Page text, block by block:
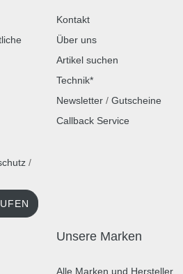
/
Kontakt
Über uns
Artikel suchen
Technik*
Newsletter / Gutscheine
Callback Service
Unsere Marken
Alle Marken und Hersteller